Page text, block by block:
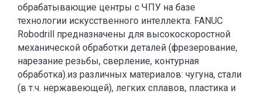
обрабатывающие центры с ЧПУ на базе
технологии искусственного интеллекта. FANUC
Robodrill предназначены для высокоскоростной
механической обработки деталей (фрезерование,
нарезание резьбы, сверление, контурная
обработка).из различных материалов: чугуна, стали
(в т.ч. нержавеющей), легких сплавов, пластика и